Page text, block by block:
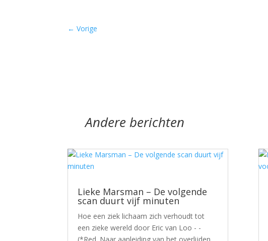
←Vorige
Andere berichten
Lieke Marsman – De volgende
scan duurt vijf minuten
Hoe een ziek lichaam zich verhoudt tot
een zieke wereld door Eric van Loo - -